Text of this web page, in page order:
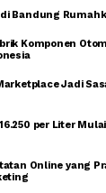
Bandung
Komponen
Jadi
per Liter
Online yang